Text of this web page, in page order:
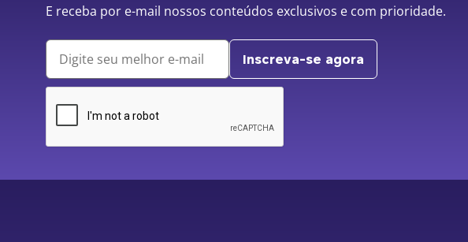
E receba por e-mail nossos conteúdos exclusivos e com prioridade.
Inscreva-se agora